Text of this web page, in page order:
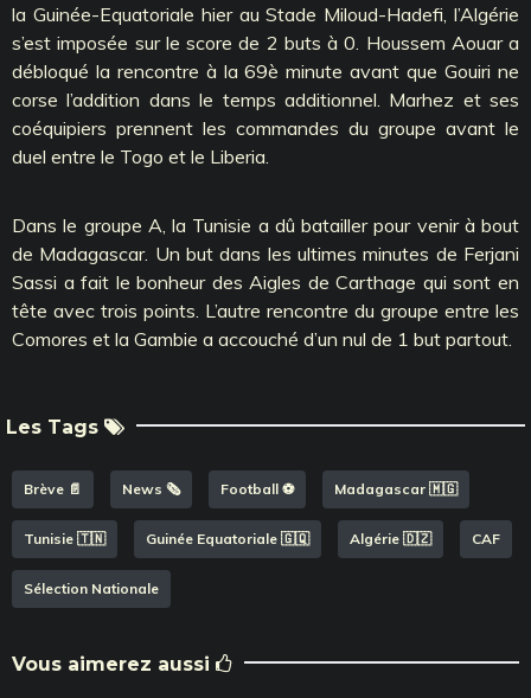
la Guinée-Equatoriale hier au Stade Miloud-Hadefi, l’Algérie
s’est imposée sur le score de 2 buts à 0. Houssem Aouar a
débloqué la rencontre à la 69è minute avant que Gouiri ne
corse l’addition dans le temps additionnel. Marhez et ses
coéquipiers prennent les commandes du groupe avant le
duel entre le Togo et le Liberia.
Dans le groupe A, la Tunisie a dû batailler pour venir à bout
de Madagascar. Un but dans les ultimes minutes de Ferjani
Sassi a fait le bonheur des Aigles de Carthage qui sont en
tête avec trois points. L’autre rencontre du groupe entre les
Comores et la Gambie a accouché d’un nul de 1 but partout.
Les Tags
Brève 📄 News 🗞️ Football ⚽️ Madagascar 🇲🇬
Tunisie 🇹🇳 Guinée Equatoriale 🇬🇶 Algérie 🇩🇿 CAF
Sélection Nationale
Vous aimerez aussi